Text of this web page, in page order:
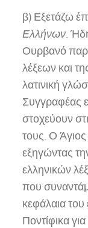
β) Εξετάζω
Ελλήνων .
Ουρβανό
λέξεων και
λατινική
Συγγραφέας
στοχεύουν
τους. Ο
εξηγώντας
ελληνικών
που
κεφάλαια του
Ποντίφικα